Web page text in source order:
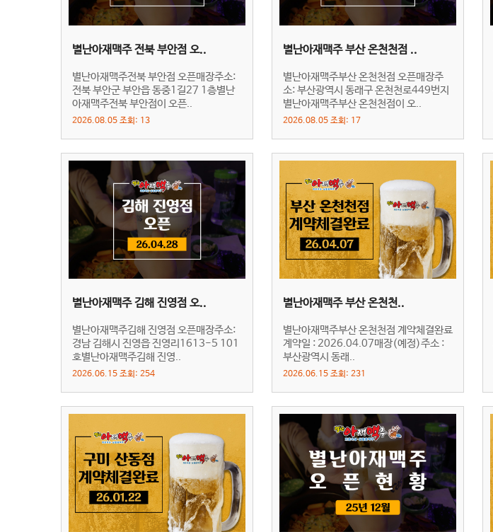
별난아재맥주 전북 부안점 오..
별난아재맥주전북 부안점 오픈매장주소:
전북 부안군 부안읍 동중1길27 1층별난
아재맥주전북 부안점이 오픈..
2026.08.05 조회: 13
별난아재맥주 부산 온천천점 ..
별난아재맥주부산 온천천점 오픈매장주
소: 부산광역시 동래구 온천천로449번지
별난아재맥주부산 온천천점이 오..
2026.08.05 조회: 17
별난아재맥주 김해 진영점 오..
별난아재맥주김해 진영점 오픈매장주소:
경남 김해시 진영읍 진영리1613-5 101
호별난아재맥주김해 진영..
2026.06.15 조회: 254
별난아재맥주 부산 온천천..
별난아재맥주부산 온천천점 계약체결완료
계약일 : 2026.04.07매장(예정)주소 :
부산광역시 동래..
2026.06.15 조회: 231